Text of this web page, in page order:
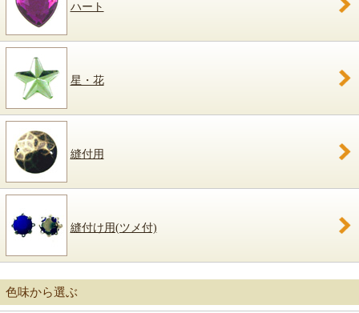
ハート
星・花
縫付用
縫付け用(ツメ付)
色味から選ぶ